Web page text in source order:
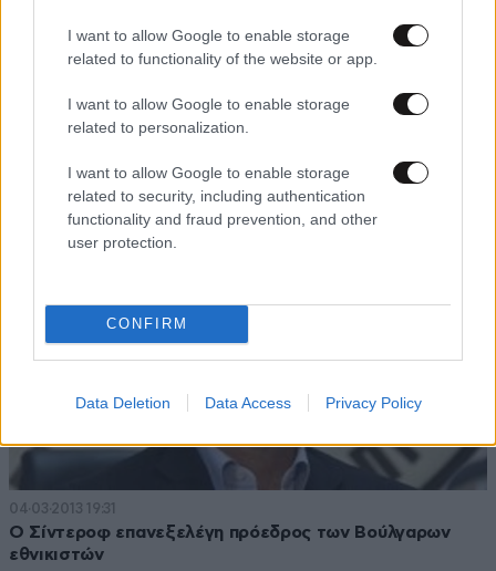
I want to allow Google to enable storage
related to functionality of the website or app.
I want to allow Google to enable storage
related to personalization.
I want to allow Google to enable storage
related to security, including authentication
functionality and fraud prevention, and other
user protection.
CONFIRM
Data Deletion Data Access Privacy Policy
24·04·2013 15:58
Συγχαρητήρια Πούτιν για την επανεκλογή Βουγιάνοβιτς
04·03·2013 19:31
Ο Σίντεροφ επανεξελέγη πρόεδρος των Βούλγαρων
εθνικιστών